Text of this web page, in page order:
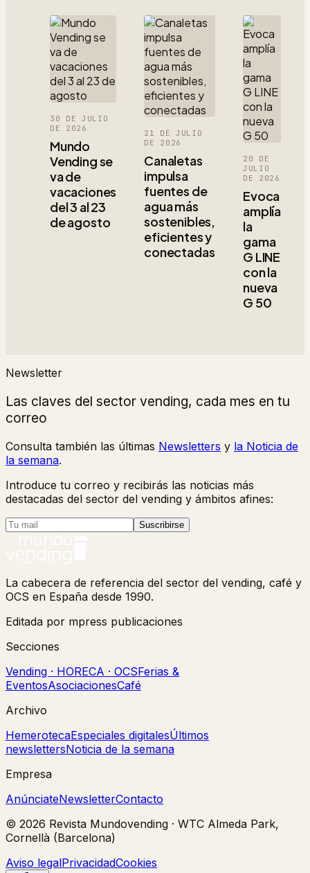
30 DE JULIO
DE 2026
Mundo
Vending se
va de
vacaciones
del 3 al 23
de agosto
21 DE JULIO
DE 2026
Canaletas
impulsa
fuentes de
agua más
sostenibles,
eficientes y
conectadas
20 DE
JULIO
DE 2026
Evoca
amplía
la
gama
G LINE
con la
nueva
G 50
Newsletter
Las claves del sector vending, cada mes en tu
correo
Consulta también las últimas Newsletters y la Noticia de
la semana.
Introduce tu correo y recibirás las noticias más
destacadas del sector del vending y ámbitos afines:
Suscribirse
La cabecera de referencia del sector del vending, café y
OCS en España desde 1990.
Editada por mpress publicaciones
Secciones
Vending · HORECA · OCSFerias &
EventosAsociacionesCafé
Archivo
HemerotecaEspeciales digitalesÚltimos
newslettersNoticia de la semana
Empresa
AnúnciateNewsletterContacto
© 2026 Revista Mundovending · WTC Almeda Park,
Cornellà (Barcelona)
Aviso legalPrivacidadCookies